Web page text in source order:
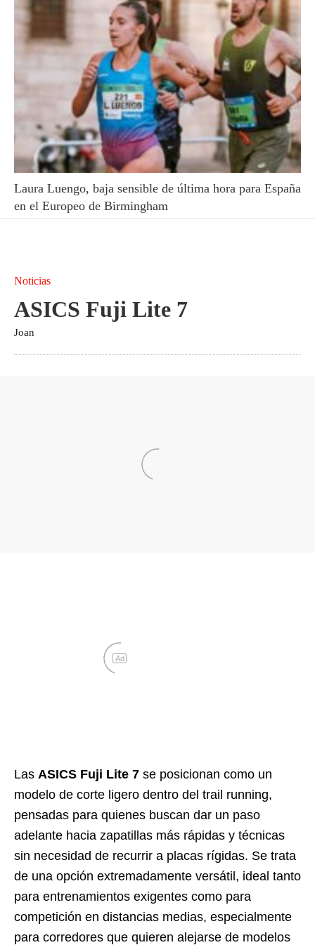
Laura Luengo, baja sensible de última hora para España
en el Europeo de Birmingham